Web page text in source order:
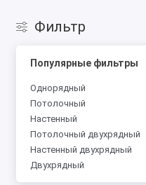
Фильтр
Популярные фильтры
Однорядный
Потолочный
Настенный
Потолочный двухрядный
Настенный двухрядный
Двухрядный